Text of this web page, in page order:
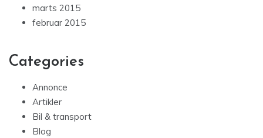
marts 2015
februar 2015
Categories
Annonce
Artikler
Bil & transport
Blog